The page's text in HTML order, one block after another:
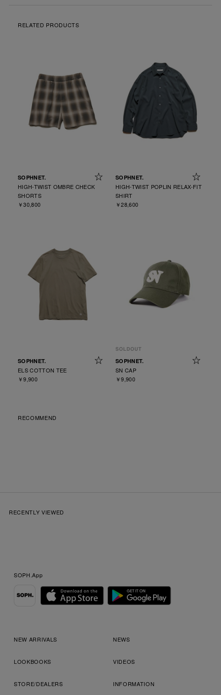
RELATED PRODUCTS
SOPHNET.
HIGH-TWIST OMBRE CHECK
SHORTS
￥30,800
SOPHNET.
HIGH-TWIST POPLIN RELAX-FIT
SHIRT
￥28,600
SOPHNET.
ELS COTTON TEE
￥9,900
SOPHNET.
SN CAP
￥9,900
RECOMMEND
RECENTLY VIEWED
SOPH.App
NEW ARRIVALS NEWS
LOOKBOOKS VIDEOS
STORE/DEALERS INFORMATION